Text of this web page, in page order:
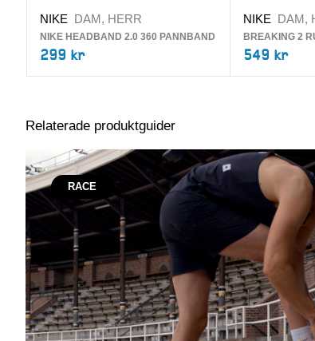
NIKE DAM, HERR
NIKE HEADBAND 2.0 360 PANNBAND
299 kr
NIKE DAM,
BREAKING 2
549 kr
Relaterade produktguider
RACE